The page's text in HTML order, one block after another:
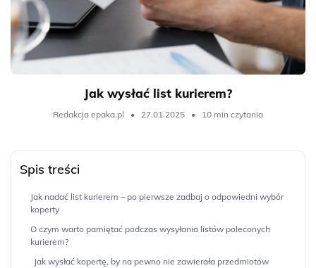
Jak wysłać list kurierem?
Redakcja epaka.pl • 27.01.2025 • 10 min czytania
Spis treści
Jak nadać list kurierem – po pierwsze zadbaj o odpowiedni wybór
koperty
O czym warto pamiętać podczas wysyłania listów poleconych
kurierem?
Jak wysłać kopertę, by na pewno nie zawierała przedmiotów